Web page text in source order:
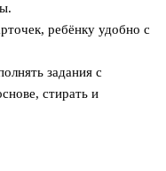
ребёнку удобно с
задания с
стирать и